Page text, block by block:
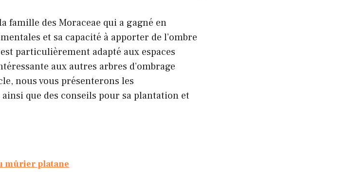
famille des Moraceae qui a gagné en
et sa capacité à apporter de l’ombre
particulièrement adapté aux espaces
aux autres arbres d’ombrage
nous vous présenterons les
que des conseils pour sa plantation et
mûrier platane